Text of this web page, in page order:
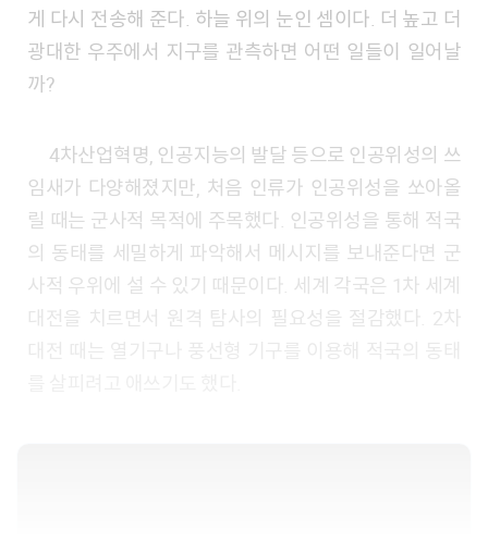
게 다시 전송해 준다. 하늘 위의 눈인 셈이다. 더 높고 더
광대한 우주에서 지구를 관측하면 어떤 일들이 일어날
까?
4차산업혁명, 인공지능의 발달 등으로 인공위성의 쓰
임새가 다양해졌지만, 처음 인류가 인공위성을 쏘아올
릴 때는 군사적 목적에 주목했다. 인공위성을 통해 적국
의 동태를 세밀하게 파악해서 메시지를 보내준다면 군
사적 우위에 설 수 있기 때문이다. 세계 각국은 1차 세계
대전을 치르면서 원격 탐사의 필요성을 절감했다. 2차